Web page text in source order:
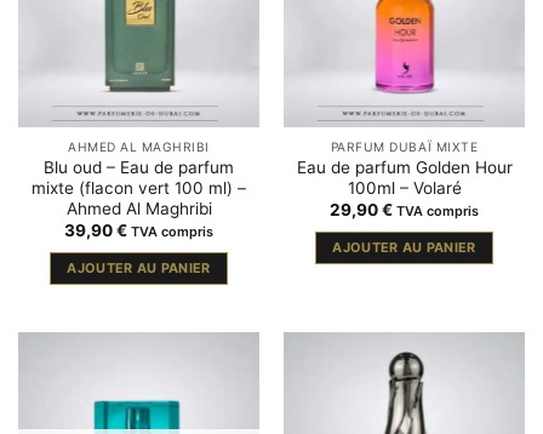
AHMED AL MAGHRIBI
Blu oud – Eau de parfum
mixte (flacon vert 100 ml) –
Ahmed Al Maghribi
39,90€ TVA compris
AJOUTER AU PANIER
PARFUM DUBAÏ MIXTE
Eau de parfum Golden Hour
100ml – Volaré
29,90€ TVA compris
AJOUTER AU PANIER